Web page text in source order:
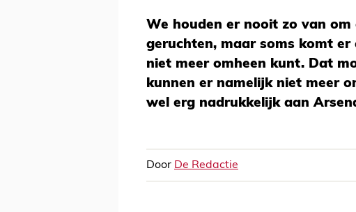
We houden er nooit zo van
geruchten, maar soms komt
niet meer omheen kunt. Dat
kunnen er namelijk niet meer
wel erg nadrukkelijk aan
Door De Redactie